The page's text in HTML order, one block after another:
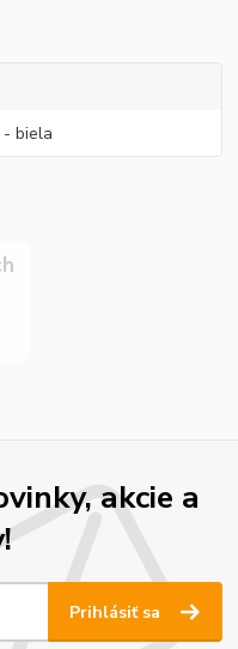
biela
akcie a
Prihlásiť sa